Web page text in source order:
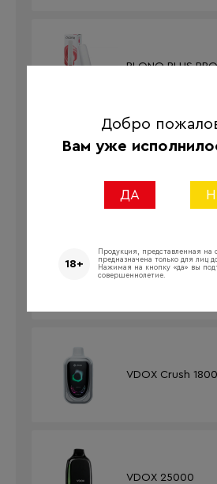
PLONQ PLUS
Puffmi Flora
VDOX Crush
VDOX 25000
Добро
Вам уже
ДА
18+
Продукция, представленная на
предназначена только для лиц
Нажимая на кнопку «да» вы
совершеннолетие.